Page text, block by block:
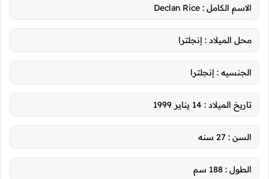
الاسم الكامل : Declan Rice
محل الميلاد : إنجلترا
الجنسيه : إنجلترا
تاريخ الميلاد : 14 يناير 1999
السن : 27 سنه
الطول : 188 سم